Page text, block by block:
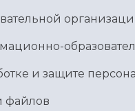
и защите
файлов